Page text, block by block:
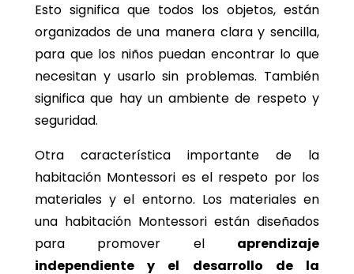
Esto significa que todos los objetos, están
organizados de una manera clara y sencilla,
para que los niños puedan encontrar lo que
necesitan y usarlo sin problemas. También
significa que hay un ambiente de respeto y
seguridad.
Otra característica importante de la
habitación Montessori es el respeto por los
materiales y el entorno. Los materiales en
una habitación Montessori están diseñados
para promover el aprendizaje
independiente y el desarrollo de la